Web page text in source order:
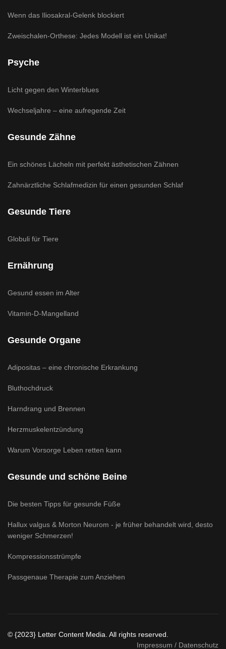
Wenn das Iliosakral-Gelenk blockiert
Zweischalen-Orthese: Jedes Modell ist ein Unikat!
Psyche
Licht gegen den Winterblues
Wechseljahre – eine aufregende Zeit
Gesunde Zähne
Ein schönes Lächeln mit perfekt ästhetischen Zähnen
Zahnärztliche Schlafmedizin für einen gesunden Schlaf
Gesunde Tiere
Globuli für Tiere
Ernährung
Gesund essen im Alter
Vitamin-D-Mangelland
Gesunde Organe
Adipositas – eine chronische Erkrankung
Bluthochdruck
Harndrang und Brennen
Herzmuskelentzündung
Warum Vorsorge Leben retten kann
Gesunde und schöne Beine
Die besten Tipps für gesunde Füße
Hallux valgus & Morton Neurom - je früher behandelt wird, desto
weniger Schmerzen!
Kompressionsstrümpfe
Passgenaue Therapie zum Anziehen
© {2023} Letter Content Media. All rights reserved.
Impressum / Datenschutz